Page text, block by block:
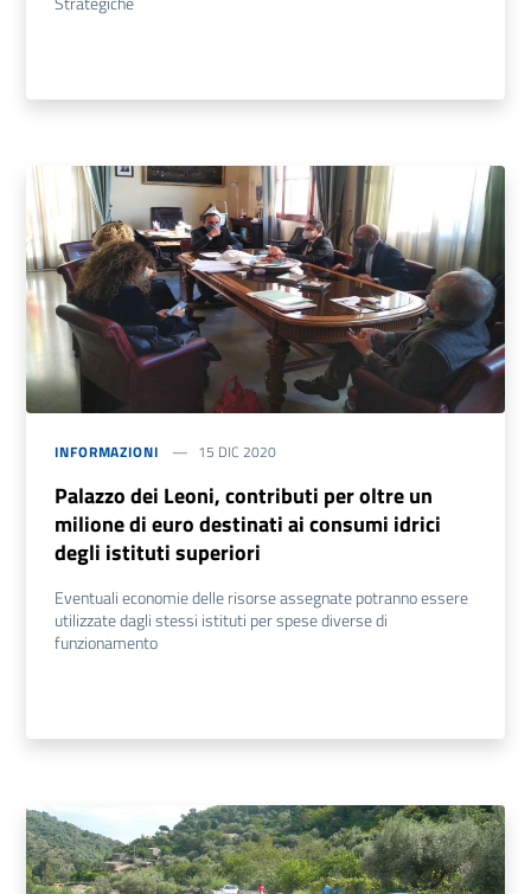
INFORMAZIONI 15 DIC 2020
Palazzo dei Leoni, contributi per oltre un
milione di euro destinati ai consumi idrici
degli istituti superiori
Eventuali economie delle risorse assegnate potranno essere
utilizzate dagli stessi istituti per spese diverse di
funzionamento